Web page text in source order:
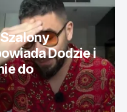
Dodzie i
do